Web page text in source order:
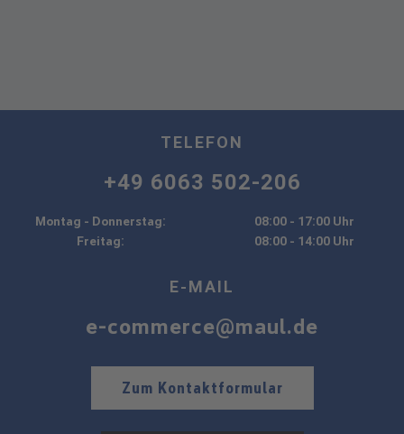
TELEFON
+49 6063 502-206
Montag - Donnerstag:
08:00 - 17:00 Uhr
Freitag:
08:00 - 14:00 Uhr
E-MAIL
e-commerce@maul.de
Zum Kontaktformular